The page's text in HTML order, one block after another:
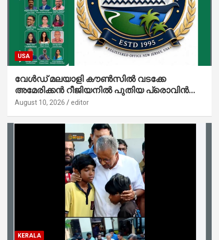
USA
വേൾഡ് മലയാളി കൗൺസിൽ വടക്കേ
അമേരിക്കൻ റീജിയനിൽ പുതിയ പ്രൊവിൻസ്;
ഗ്രേറ്റർ ഷാർലറ്റ് പ്രൊവിൻസിന് തുടക്കം
August 10, 2026 editor
KERALA